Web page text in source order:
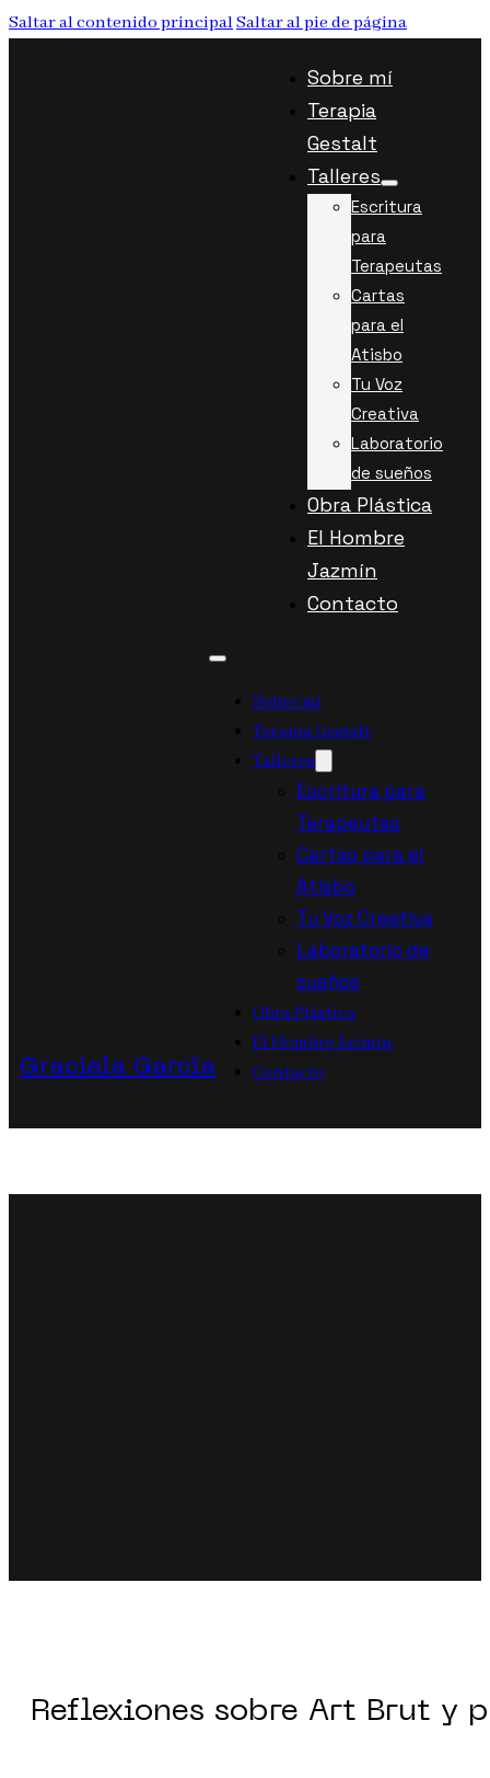
Saltar al contenido principalSaltar al pie de página
Graciela García
Sobre mí
Terapia
Gestalt
Talleres
Escritura
para
Terapeutas
Cartas
para el
Atisbo
Tu Voz
Creativa
Laboratorio
de sueños
Obra Plástica
El Hombre
Jazmín
Contacto
Sobre mí
Terapia Gestalt
Talleres
Escritura para
Terapeutas
Cartas para el
Atisbo
Tu Voz Creativa
Laboratorio de
sueños
Obra Plástica
El Hombre Jazmín
Contacto
Reflexiones sobre Art Brut y